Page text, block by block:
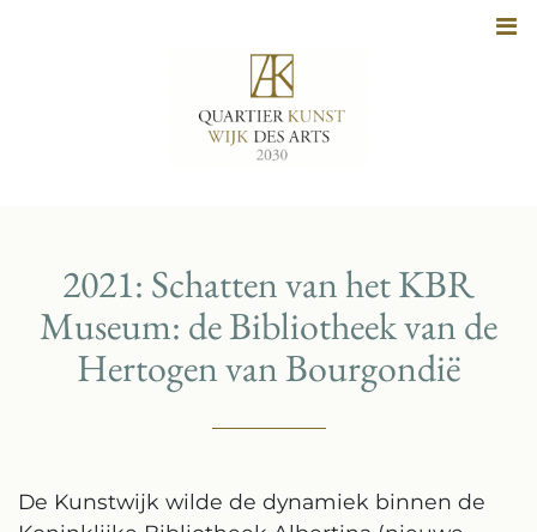
2021: Schatten van het KBR
Museum: de Bibliotheek van de
Hertogen van Bourgondië
De Kunstwijk wilde de dynamiek binnen de